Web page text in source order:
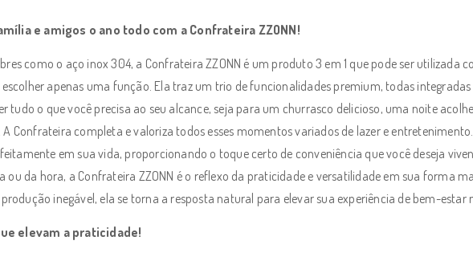
e amigos o ano todo com a Confrateira ZZONN!
como o aço inox 304, a Confrateira ZZONN é um produto 3 em 1 que pode ser utilizada
escolher apenas uma função. Ela traz um trio de funcionalidades premium, todas
tudo o que você precisa ao seu alcance, seja para um churrasco delicioso, uma noite
Confrateira completa e valoriza todos esses momentos variados de lazer e entretenimento.
em sua vida, proporcionando o toque certo de conveniência que você deseja
ou da hora, a Confrateira ZZONN é o reflexo da praticidade e versatilidade em sua forma
inegável, ela se torna a resposta natural para elevar sua experiência de bem-
elevam a praticidade!